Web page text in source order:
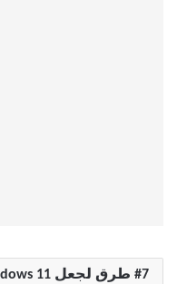
7 طرق لجعل Windows 11 يبدو مثل Windows 10